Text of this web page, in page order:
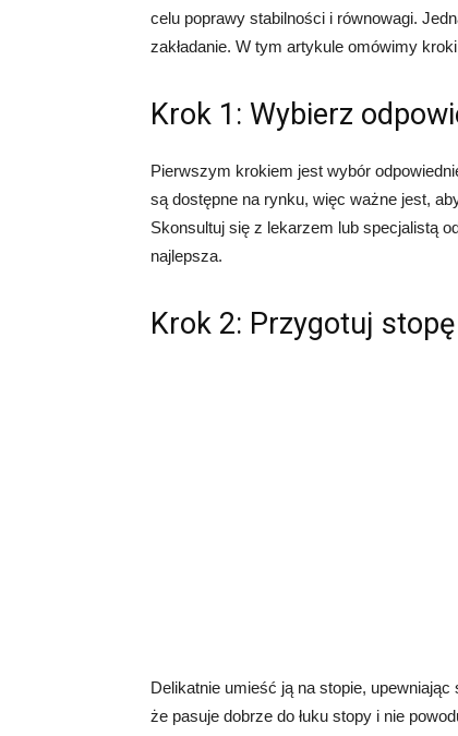
celu poprawy stabilności i równowagi.
zakładanie. W tym artykule omówimy
Krok 1: Wybierz
Pierwszym krokiem jest wybór
są dostępne na rynku, więc ważne jest,
Skonsultuj się z lekarzem lub specjalistą
najlepsza.
Krok 2: Przygotuj stopę
Delikatnie umieść ją na stopie,
że pasuje dobrze do łuku stopy i nie